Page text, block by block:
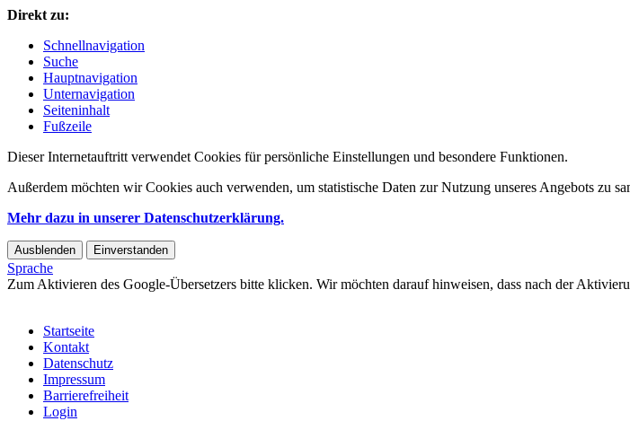
Direkt zu:
Schnellnavigation
Suche
Hauptnavigation
Unternavigation
Seiteninhalt
Fußzeile
Dieser Internetauftritt verwendet Cookies für persönliche Einstellungen und besondere Funktionen.
Außerdem möchten wir Cookies auch verwenden, um statistische Daten zur Nutzung unseres Angebots zu
Mehr dazu in unserer Datenschutzerklärung.
Ausblenden Einverstanden
Sprache
Zum Aktivieren des Google-Übersetzers bitte klicken. Wir möchten darauf hinweisen, dass nach der
Startseite
Kontakt
Datenschutz
Impressum
Barrierefreiheit
Login